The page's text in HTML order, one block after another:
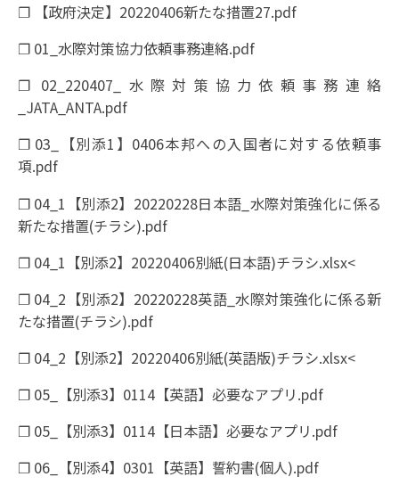
❐ 【政府決定】20220406新たな措置27.pdf
❐ 01_水際対策協力依頼事務連絡.pdf
❐ 02_220407_水際対策協力依頼事務連絡
_JATA_ANTA.pdf
❐ 03_【別添1】0406本邦への入国者に対する依頼事
項.pdf
❐ 04_1【別添2】20220228日本語_水際対策強化に係る
新たな措置(チラシ).pdf
❐ 04_1【別添2】20220406別紙(日本語)チラシ.xlsx<
❐ 04_2【別添2】20220228英語_水際対策強化に係る新
たな措置(チラシ).pdf
❐ 04_2【別添2】20220406別紙(英語版)チラシ.xlsx<
❐ 05_【別添3】0114【英語】必要なアプリ.pdf
❐ 05_【別添3】0114【日本語】必要なアプリ.pdf
❐ 06_【別添4】0301【英語】誓約書(個人).pdf